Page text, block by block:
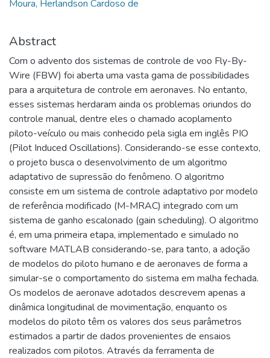
Moura, Herlandson Cardoso de
Abstract
Com o advento dos sistemas de controle de voo Fly-By-
Wire (FBW) foi aberta uma vasta gama de possibilidades
para a arquitetura de controle em aeronaves. No entanto,
esses sistemas herdaram ainda os problemas oriundos do
controle manual, dentre eles o chamado acoplamento
piloto-veículo ou mais conhecido pela sigla em inglês PIO
(Pilot Induced Oscillations). Considerando-se esse contexto,
o projeto busca o desenvolvimento de um algoritmo
adaptativo de supressão do fenômeno. O algoritmo
consiste em um sistema de controle adaptativo por modelo
de referência modificado (M-MRAC) integrado com um
sistema de ganho escalonado (gain scheduling). O algoritmo
é, em uma primeira etapa, implementado e simulado no
software MATLAB considerando-se, para tanto, a adoção
de modelos do piloto humano e de aeronaves de forma a
simular-se o comportamento do sistema em malha fechada.
Os modelos de aeronave adotados descrevem apenas a
dinâmica longitudinal de movimentação, enquanto os
modelos do piloto têm os valores dos seus parâmetros
estimados a partir de dados provenientes de ensaios
realizados com pilotos. Através da ferramenta de